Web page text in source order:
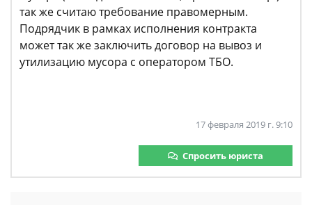
так же считаю требование правомерным.
Подрядчик в рамках исполнения контракта
может так же заключить договор на вывоз и
утилизацию мусора с оператором ТБО.
17 февраля 2019 г. 9:10
Спросить юриста